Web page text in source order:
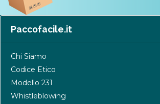
Paccofacile.it
Chi Siamo
Codice Etico
Modello 231
Whistleblowing